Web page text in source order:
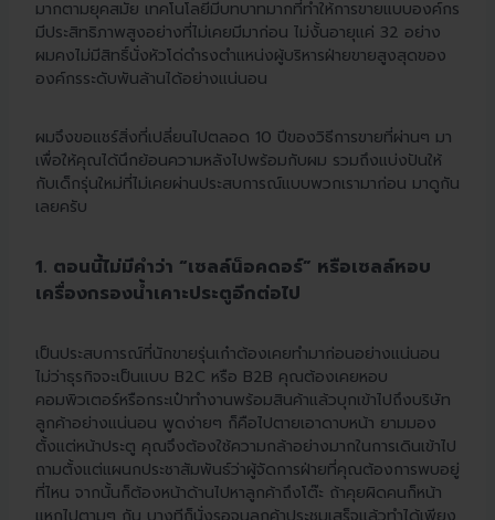
มากตามยุคสมัย เทคโนโลยีมีบทบาทมากที่ทำให้การขายแบบองค์กร
มีประสิทธิภาพสูงอย่างที่ไม่เคยมีมาก่อน ไม่งั้นอายุแค่ 32 อย่าง
ผมคงไม่มีสิทธิ์นั่งหัวโด่ดำรงตำแหน่งผู้บริหารฝ่ายขายสูงสุดของ
องค์กรระดับพันล้านได้อย่างแน่นอน
ผมจึงขอแชร์สิ่งที่เปลี่ยนไปตลอด 10 ปีของวิธีการขายที่ผ่านๆ มา
เพื่อให้คุณได้นึกย้อนความหลังไปพร้อมกับผม รวมถึงแบ่งปันให้
กับเด็กรุ่นใหม่ที่ไม่เคยผ่านประสบการณ์แบบพวกเรามาก่อน มาดูกัน
เลยครับ
1. ตอนนี้ไม่มีคำว่า “เซลล์น็อคดอร์” หรือเซลล์หอบ
เครื่องกรองน้ำเคาะประตูอีกต่อไป
เป็นประสบการณ์ที่นักขายรุ่นเก๋าต้องเคยทำมาก่อนอย่างแน่นอน
ไม่ว่าธุรกิจจะเป็นแบบ B2C หรือ B2B คุณต้องเคยหอบ
คอมพิวเตอร์หรือกระเป๋าทำงานพร้อมสินค้าแล้วบุกเข้าไปถึงบริษัท
ลูกค้าอย่างแน่นอน พูดง่ายๆ ก็คือไปตายเอาดาบหน้า ยามมอง
ตั้งแต่หน้าประตู คุณจึงต้องใช้ความกล้าอย่างมากในการเดินเข้าไป
ถามตั้งแต่แผนกประชาสัมพันธ์ว่าผู้จัดการฝ่ายที่คุณต้องการพบอยู่
ที่ไหน จากนั้นก็ต้องหน้าด้านไปหาลูกค้าถึงโต๊ะ ถ้าคุยผิดคนก็หน้า